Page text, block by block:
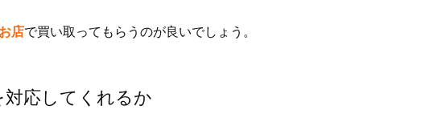
店で買い取ってもらうのが良いでしょう。
対応してくれるか